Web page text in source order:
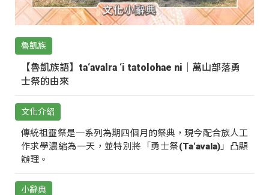
魯凱族
【魯凱族語】ta‘avalra ‘i tatolohae ni｜萬山部落勇
士祭的由來
文化介紹
傳統祖靈祭是一系列為期四個月的祭典，現今配合族人工
作求學濃縮為一天，並特別將「勇士祭(Ta‘avala)」凸顯
辦理。
小辭典